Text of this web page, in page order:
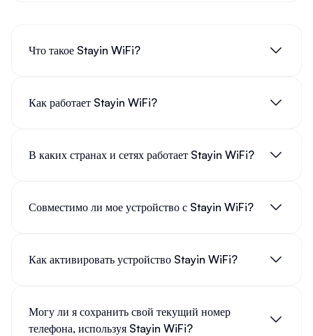
Что такое Stayin WiFi?
Как работает Stayin WiFi?
В каких странах и сетях работает Stayin WiFi?
Совместимо ли мое устройство с Stayin WiFi?
Как активировать устройство Stayin WiFi?
Могу ли я сохранить свой текущий номер
телефона, используя Stayin WiFi?